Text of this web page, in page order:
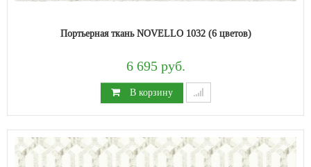
Портьерная ткань NOVELLO 1032 (6 цветов)
6 695 руб.
В корзину